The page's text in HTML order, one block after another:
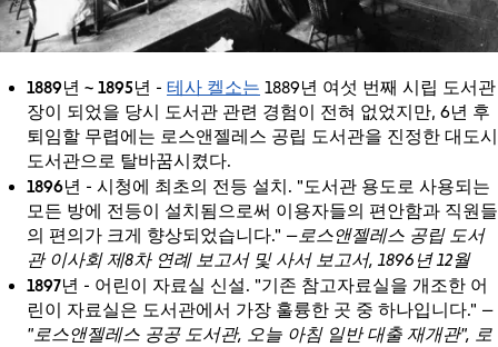
1889년 ~ 1895년 - 테사 켈소는 1889년 여섯 번째 시립 도서관
장이 되었을 당시 도서관 관련 경험이 전혀 없었지만, 6년 후
퇴임할 무렵에는 로스앤젤레스 공립 도서관을 진정한 대도시
도서관으로 탈바꿈시켰다.
1896년 - 시청에 최초의 전등 설치. "도서관 용도로 사용되는
모든 방에 전등이 설치됨으로써 이용자들의 편안함과 직원들
의 편의가 크게 향상되었습니다." —로스앤젤레스 공립 도서
관 이사회 제8차 연례 보고서 및 사서 보고서, 1896년 12월
1897년 - 어린이 자료실 신설. "기존 참고자료실을 개조한 어
린이 자료실은 도서관에서 가장 훌륭한 곳 중 하나입니다." —
"로스앤젤레스 공공 도서관, 오늘 아침 일반 대출 재개관", 로